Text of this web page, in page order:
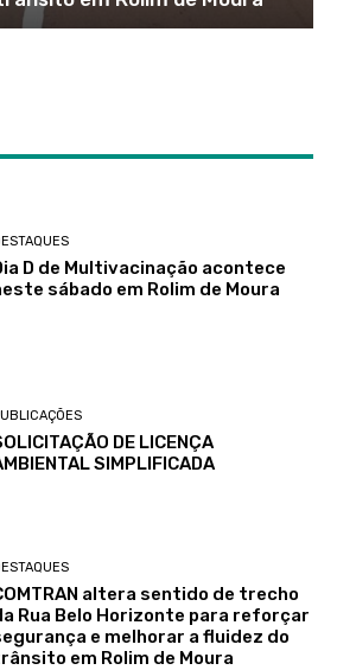
D de Multivacinação acontece
sábado em Rolim de Moura
DE LICENÇA
SIMPLIFICADA
altera sentido de trecho
Rua Belo Horizonte para reforçar
e melhorar a fluidez do
em Rolim de Moura